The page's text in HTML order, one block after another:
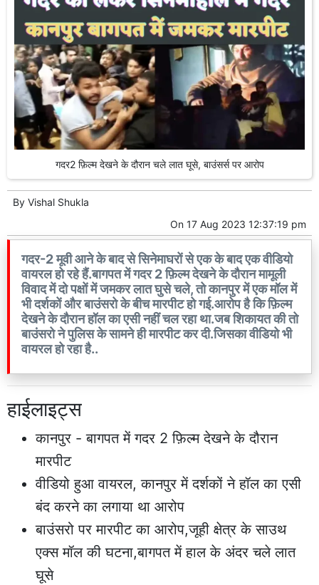
गदर2 फ़िल्म देखने के दौरान चले लात घूसे, बाउंसर्स पर आरोप
By Vishal Shukla
On 17 Aug 2023 12:37:19 pm
गदर-2 मूवी आने के बाद से सिनेमाघरों से एक के बाद एक वीडियो
वायरल हो रहे हैं.बागपत में गदर 2 फ़िल्म देखने के दौरान मामूली
विवाद में दो पक्षों में जमकर लात घुसे चले, तो कानपुर में एक मॉल में
भी दर्शकों और बाउंसरो के बीच मारपीट हो गई.आरोप है कि फ़िल्म
देखने के दौरान हॉल का एसी नहीं चल रहा था.जब शिकायत की तो
बाउंसरो ने पुलिस के सामने ही मारपीट कर दी.जिसका वीडियो भी
वायरल हो रहा है..
हाईलाइट्स
कानपुर - बागपत में गदर 2 फ़िल्म देखने के दौरान
मारपीट
वीडियो हुआ वायरल, कानपुर में दर्शकों ने हॉल का एसी
बंद करने का लगाया था आरोप
बाउंसरो पर मारपीट का आरोप,जूही क्षेत्र के साउथ
एक्स मॉल की घटना,बागपत में हाल के अंदर चले लात
घूसे